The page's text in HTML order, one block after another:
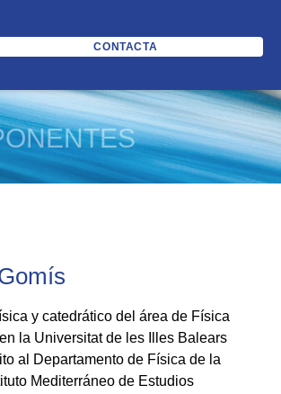
CONTACTA
y catedrático del área de Física
la Universitat de les Illes Balears
al Departamento de Física de la
Mediterráneo de Estudios